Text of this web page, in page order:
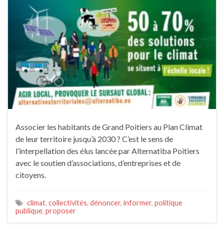
Associer les habitants de Grand Poitiers au Plan Climat
de leur territoire jusqu’à 2030 ? C’est le sens de
l’interpellation des élus lancée par Alternatiba Poitiers
avec le soutien d’associations, d’entreprises et de
citoyens.
climat, collectivités, dénoncer, informer, politique
publique, proposer